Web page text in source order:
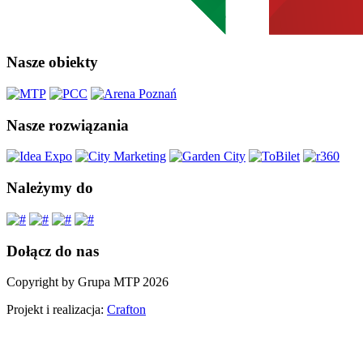
Nasze obiekty
Nasze rozwiązania
Należymy do
Dołącz do nas
Copyright by Grupa MTP 2026
Projekt i realizacja: Crafton